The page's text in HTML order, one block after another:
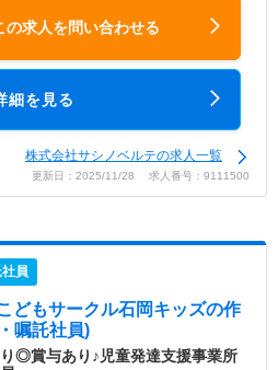
の求人を問い合わせる
細を見る
株式会社サシノベルテの求人一覧
更新日：2025/11/28 求人番号：9111500
員
どもサークル石岡キッズの作
嘱託社員)
り◎賞与あり♪児童発達支援事業所